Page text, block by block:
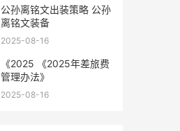
公孙离铭文出装策略 公孙
离铭文装备
2025-08-16
《2025 《2025年差旅费
管理办法》
2025-08-16